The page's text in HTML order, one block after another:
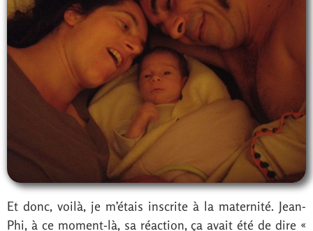
Et donc, voilà, je m’étais inscrite à la maternité. Jean-
Phi, à ce moment-là, sa réaction, ça avait été de dire «